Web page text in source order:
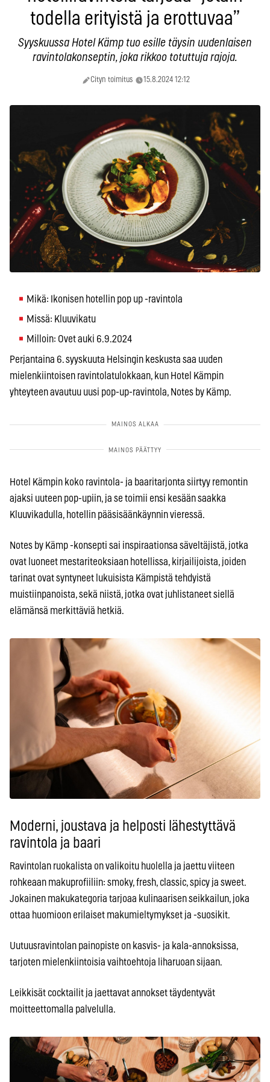
todella erityistä ja erottuvaa”
Syyskuussa Hotel Kämp tuo esille täysin uudenlaisen
ravintolakonseptin, joka rikkoo totuttuja rajoja.
Cityn toimitus 15.8.2024 12:12
Mikä: Ikonisen hotellin pop up -ravintola
Missä: Kluuvikatu
Milloin: Ovet auki 6.9.2024
Perjantaina 6. syyskuuta Helsingin keskusta saa uuden
mielenkiintoisen ravintolatulokkaan, kun Hotel Kämpin
yhteyteen avautuu uusi pop-up-ravintola, Notes by Kämp.
Hotel Kämpin koko ravintola- ja baaritarjonta siirtyy remontin
ajaksi uuteen pop-upiin, ja se toimii ensi kesään saakka
Kluuvikadulla, hotellin pääsisäänkäynnin vieressä.
Notes by Kämp -konsepti sai inspiraationsa säveltäjistä, jotka
ovat luoneet mestariteoksiaan hotellissa, kirjailijoista, joiden
tarinat ovat syntyneet lukuisista Kämpistä tehdyistä
muistiinpanoista, sekä niistä, jotka ovat juhlistaneet siellä
elämänsä merkittäviä hetkiä.
Moderni, joustava ja helposti lähestyttävä
ravintola ja baari
Ravintolan ruokalista on valikoitu huolella ja jaettu viiteen
rohkeaan makuprofiiliin: smoky, fresh, classic, spicy ja sweet.
Jokainen makukategoria tarjoaa kulinaarisen seikkailun, joka
ottaa huomioon erilaiset makumieltymykset ja -suosikit.
Uutuusravintolan painopiste on kasvis- ja kala-annoksissa,
tarjoten mielenkiintoisia vaihtoehtoja liharuoan sijaan.
Leikkisät cocktailit ja jaettavat annokset täydentyvät
moitteettomalla palvelulla.